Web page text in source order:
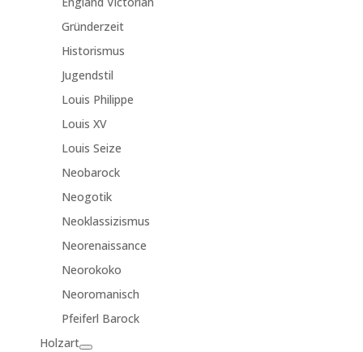
Gründerzeit
Historismus
Jugendstil
Louis Philippe
Louis XV
Louis Seize
Neobarock
Neogotik
Neoklassizismus
Neorenaissance
Neorokoko
Neoromanisch
Pfeiferl Barock
Holzart